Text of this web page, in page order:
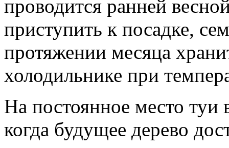
проводится ранней
приступить к посадке,
протяжении месяца
холодильнике при
На постоянное место туи
когда будущее дерево